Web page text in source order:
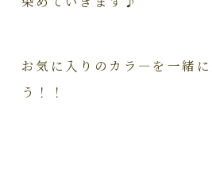
お気に入りのカラ―を一緒に
う！！